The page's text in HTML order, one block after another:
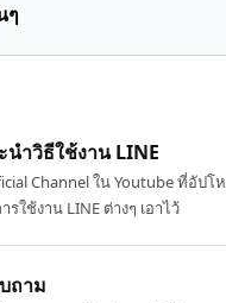
ๆ
นำวิธีใช้งาน LINE
Channel ใน Youtube ที่อัปโ
รใช้งาน LINE ต่างๆ เอาไว้
ถาม